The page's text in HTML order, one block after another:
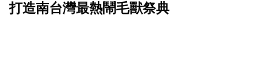
打造南台灣最熱鬧毛獸祭典